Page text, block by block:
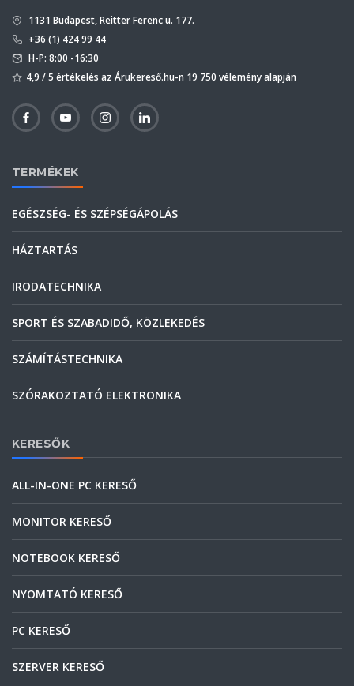
1131 Budapest, Reitter Ferenc u. 177.
+36 (1) 424 99 44
H-P: 8:00 -16:30
4,9 / 5 értékelés az Árukereső.hu-n 19 750 vélemény alapján
TERMÉKEK
EGÉSZSÉG- ÉS SZÉPSÉGÁPOLÁS
HÁZTARTÁS
IRODATECHNIKA
SPORT ÉS SZABADIDŐ, KÖZLEKEDÉS
SZÁMÍTÁSTECHNIKA
SZÓRAKOZTATÓ ELEKTRONIKA
KERESŐK
ALL-IN-ONE PC KERESŐ
MONITOR KERESŐ
NOTEBOOK KERESŐ
NYOMTATÓ KERESŐ
PC KERESŐ
SZERVER KERESŐ